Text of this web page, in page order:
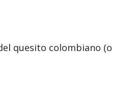
quesito colombiano (o